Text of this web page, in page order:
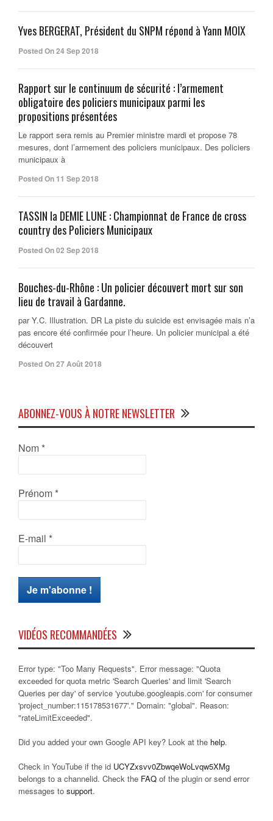
Yves BERGERAT, Président du SNPM répond à Yann MOIX
Posted On 24 Sep 2018
Rapport sur le continuum de sécurité : l’armement
obligatoire des policiers municipaux parmi les
propositions présentées
Le rapport sera remis au Premier ministre mardi et propose 78
mesures, dont l’armement des policiers municipaux. Des policiers
municipaux à
Posted On 11 Sep 2018
TASSIN la DEMIE LUNE : Championnat de France de cross
country des Policiers Municipaux
Posted On 02 Sep 2018
Bouches-du-Rhône : Un policier découvert mort sur son
lieu de travail à Gardanne.
par Y.C. Illustration. DR La piste du suicide est envisagée mais n’a
pas encore été confirmée pour l’heure. Un policier municipal a été
découvert
Posted On 27 Août 2018
ABONNEZ-VOUS À NOTRE NEWSLETTER
Nom *
Prénom *
E-mail *
VIDÉOS RECOMMANDÉES
Error type: "Too Many Requests". Error message: "Quota
exceeded for quota metric 'Search Queries' and limit 'Search
Queries per day' of service 'youtube.googleapis.com' for consumer
'project_number:115178531677'." Domain: "global". Reason:
"rateLimitExceeded".
Did you added your own Google API key? Look at the help.
Check in YouTube if the id UCYZxsvv0ZbwqeWoLvqw5XMg
belongs to a channelid. Check the FAQ of the plugin or send error
messages to support.